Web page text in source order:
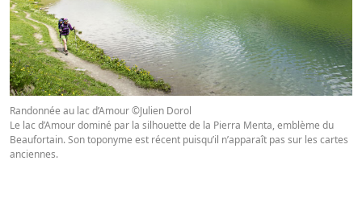
Randonnée au lac d’Amour ©Julien Dorol
Le lac d’Amour dominé par la silhouette de la Pierra Menta, emblème du
Beaufortain. Son toponyme est récent puisqu’il n’apparaît pas sur les cartes
anciennes.